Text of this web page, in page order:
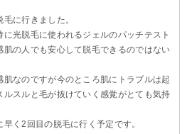
に行きました。
に光脱毛に使われるジェルのパッチテスト
肌の人でも安心して脱毛できるのではない
肌なのですが今のところ肌にトラブルは起
ルスルと毛が抜けていく感覚がとても気持
く2回目の脱毛に行く予定です。